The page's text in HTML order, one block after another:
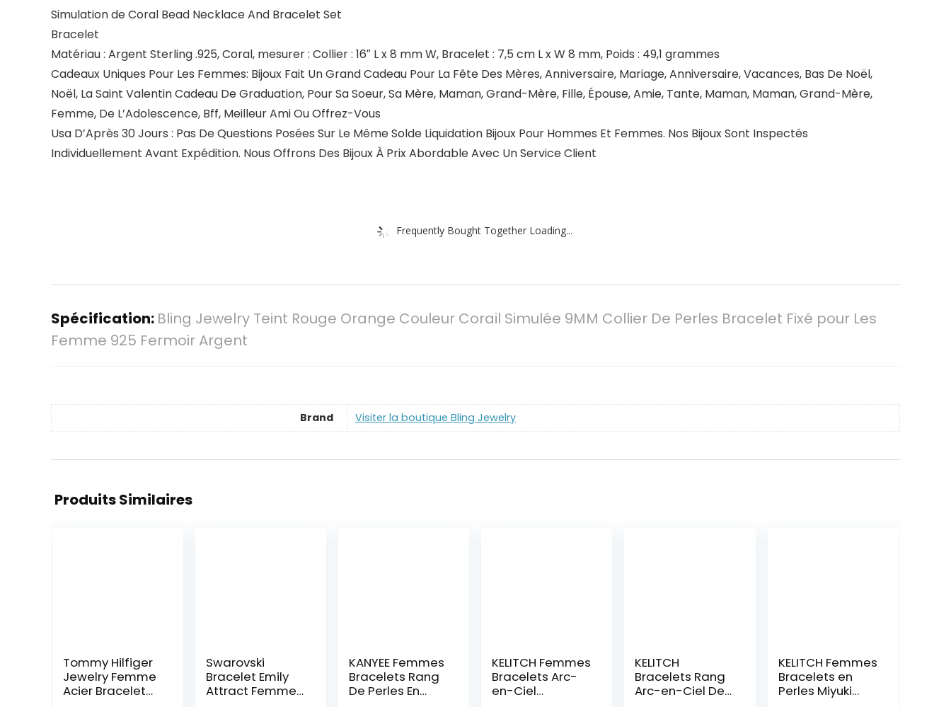
Simulation de Coral Bead Necklace And Bracelet Set
Bracelet
Matériau : Argent Sterling .925, Coral, mesurer : Collier : 16″ L x 8 mm W, Bracelet : 7,5 cm L x W 8 mm, Poids : 49,1 grammes
Cadeaux Uniques Pour Les Femmes: Bijoux Fait Un Grand Cadeau Pour La Fête Des Mères, Anniversaire, Mariage, Anniversaire, Vacances, Bas De Noël,
Noël, La Saint Valentin Cadeau De Graduation, Pour Sa Soeur, Sa Mère, Maman, Grand-Mère, Fille, Épouse, Amie, Tante, Maman, Maman, Grand-Mère,
Femme, De L’Adolescence, Bff, Meilleur Ami Ou Offrez-Vous
Usa D’Après 30 Jours : Pas De Questions Posées Sur Le Même Solde Liquidation Bijoux Pour Hommes Et Femmes. Nos Bijoux Sont Inspectés
Individuellement Avant Expédition. Nous Offrons Des Bijoux À Prix Abordable Avec Un Service Client
Frequently Bought Together Loading...
Spécification: Bling Jewelry Teint Rouge Orange Couleur Corail Simulée 9MM Collier De Perles Bracelet Fixé pour Les
Femme 925 Fermoir Argent
Brand Visiter la boutique Bling Jewelry
Produits Similaires
Tommy Hilfiger
Jewelry Femme
Acier Bracelet
Swarovski
Bracelet Emily
Attract Femme,
KANYEE Femmes
Bracelets Rang
De Perles En
KELITCH Femmes
Bracelets Arc-
en-Ciel
KELITCH
Bracelets Rang
Arc-en-Ciel De
KELITCH Femmes
Bracelets en
Perles Miyuki